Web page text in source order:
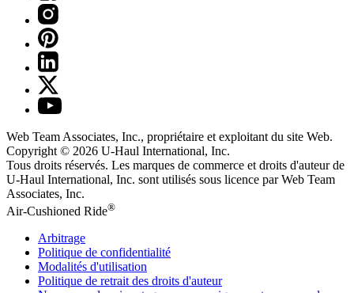
Web Team Associates, Inc., propriétaire et exploitant du site Web.
Copyright © 2026 U-Haul International, Inc.
Tous droits réservés. Les marques de commerce et droits d'auteur de
U-Haul International, Inc. sont utilisés sous licence par Web Team
Associates, Inc.
Air-Cushioned Ride®
Arbitrage
Politique de confidentialité
Modalités d'utilisation
Politique de retrait des droits d'auteur